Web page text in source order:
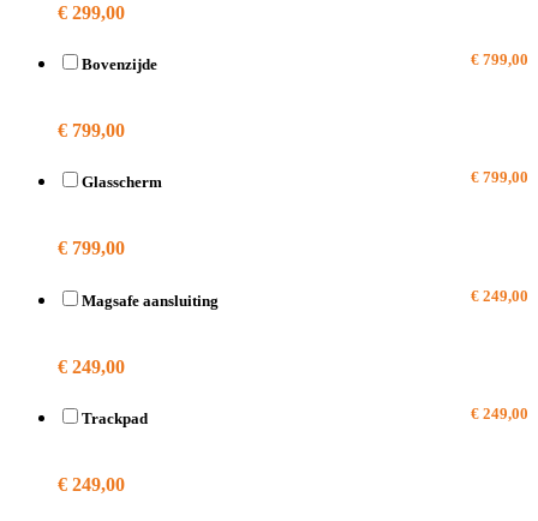
€ 299,00
Bovenzijde € 799,00
€ 799,00
Glasscherm € 799,00
€ 799,00
Magsafe aansluiting € 249,00
€ 249,00
Trackpad € 249,00
€ 249,00